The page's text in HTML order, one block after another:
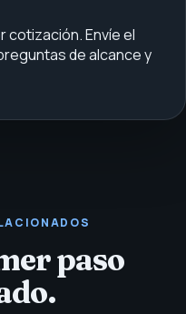
cotización. Envíe el
de alcance y
paso